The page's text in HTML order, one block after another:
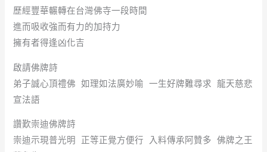
歷經豐華輾轉在台灣佛寺一段時間
進而吸收強而有力的加持力
擁有者得逢凶化吉
啟請佛牌詩
弟子誠心頂禮佛 如理如法廣妙喻 一生好牌難尋求 龍天慈悲
宣法語
讚歎崇迪佛牌詩
崇迪示現普光明 正等正覺方便行 入料傳承阿贊多 佛牌之王